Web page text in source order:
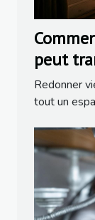
peut
Redonner
tout un